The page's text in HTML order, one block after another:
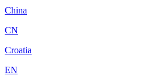
China
CN
Croatia
EN